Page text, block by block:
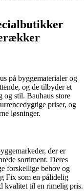
på byggematerialer og
og de tilbyder et
og stil. Bauhaus store
priser, og
løsninger.
der er
sortiment. Deres
forskellige behov og
Fix som en pålidelig
kvalitet til en rimelig pris.